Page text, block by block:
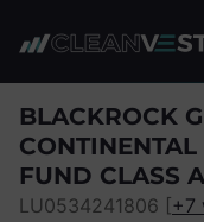
BLACKROCK
FUND CLASS
LU0534241806 [+7